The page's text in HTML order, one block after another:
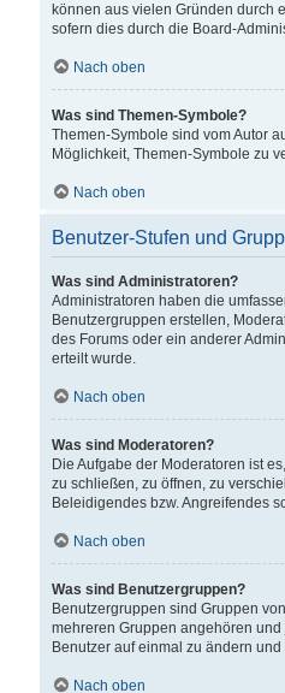
können aus vielen Gründen durch
sofern dies durch die Board-
Nach oben
Was sind Themen-Symbole?
Themen-Symbole sind vom Autor
Möglichkeit, Themen-Symbole zu
Nach oben
Benutzer-Stufen und
Was sind Administratoren?
Administratoren haben die
Benutzergruppen erstellen,
des Forums oder ein anderer
erteilt wurde.
Nach oben
Was sind Moderatoren?
Die Aufgabe der Moderatoren ist
zu schließen, zu öffnen, zu
Beleidigendes bzw. Angreifendes
Nach oben
Was sind Benutzergruppen?
Benutzergruppen sind Gruppen
mehreren Gruppen angehören
Benutzer auf einmal zu ändern
Nach oben